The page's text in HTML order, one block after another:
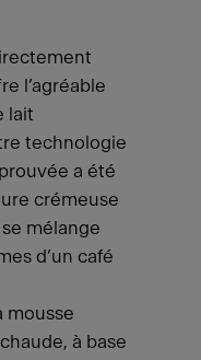
l’agréable
lait
technologie
a été
crémeuse
mélange
d’un café
mousse
à base